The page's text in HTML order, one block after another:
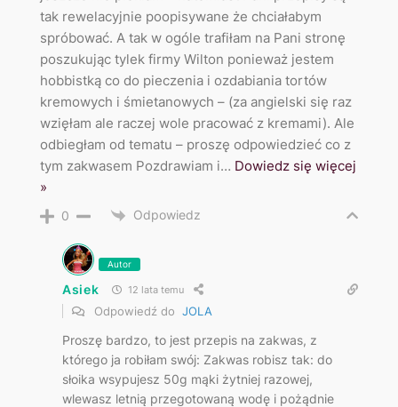
tak rewelacyjnie poopisywane że chciałabym
spróbować. A tak w ogóle trafiłam na Pani stronę
poszukując tylek firmy Wilton ponieważ jestem
hobbistką co do pieczenia i ozdabiania tortów
kremowych i śmietanowych – (za angielski się raz
wzięłam ale raczej wole pracować z kremami). Ale
odbiegłam od tematu – proszę odpowiedzieć co z
tym zakwasem Pozdrawiam i… Dowiedz się więcej
»
0 Odpowiedz
Autor
Asiek 12 lata temu
Odpowiedź do JOLA
Proszę bardzo, to jest przepis na zakwas, z
którego ja robiłam swój: Zakwas robisz tak: do
słoika wsypujesz 50g mąki żytniej razowej,
wlewasz letnią przegotowaną wodę i pożądnie